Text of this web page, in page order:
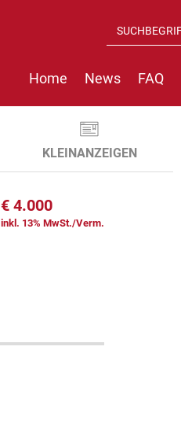
Home News FAQ
KLEINANZEIGEN
€ 4.000
inkl. 13% MwSt./Verm.